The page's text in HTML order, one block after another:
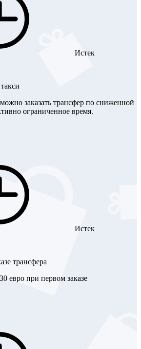
Истек
заказать трансфер по сниженной
ограниченное время.
Истек
трансфера
евро при первом заказе